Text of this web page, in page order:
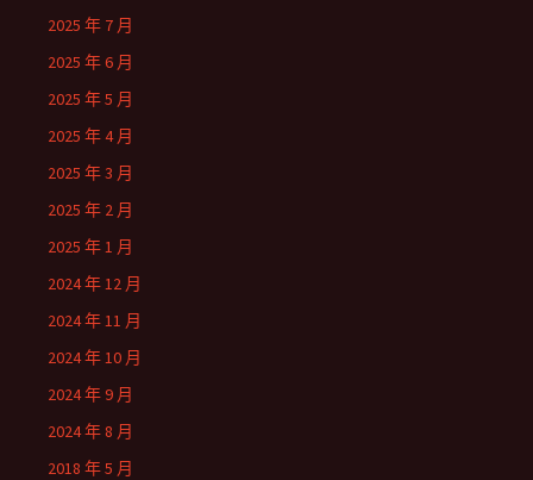
2025 年 7 月
2025 年 6 月
2025 年 5 月
2025 年 4 月
2025 年 3 月
2025 年 2 月
2025 年 1 月
2024 年 12 月
2024 年 11 月
2024 年 10 月
2024 年 9 月
2024 年 8 月
2018 年 5 月